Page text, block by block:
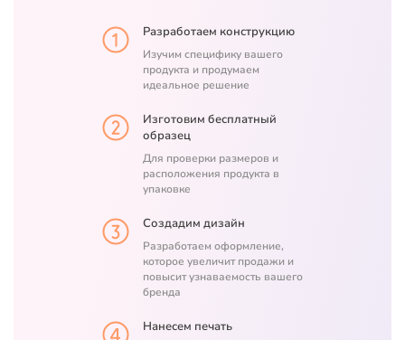
Разработаем конструкцию
Изучим специфику вашего
продукта и продумаем
идеальное решение
Изготовим бесплатный
образец
Для проверки размеров и
расположения продукта в
упаковке
Создадим дизайн
Разработаем оформление,
которое увеличит продажи и
повысит узнаваемость вашего
бренда
Нанесем печать